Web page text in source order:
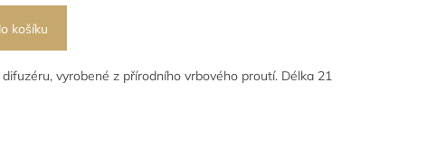
košíku
vyrobené z přírodního vrbového proutí. Délka 21